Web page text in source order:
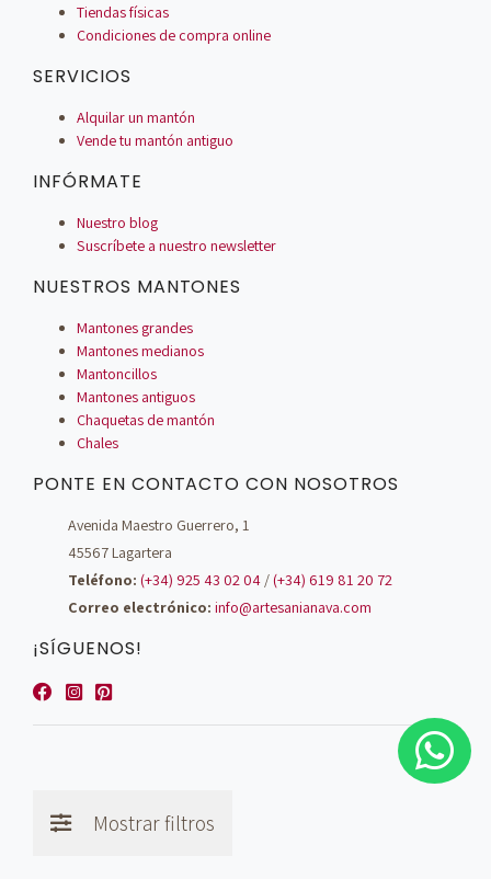
Mostrar filtros
Tiendas físicas
Condiciones de compra online
SERVICIOS
Alquilar un mantón
Vende tu mantón antiguo
INFÓRMATE
Nuestro blog
Suscríbete a nuestro newsletter
NUESTROS MANTONES
Mantones grandes
Mantones medianos
Mantoncillos
Mantones antiguos
Chaquetas de mantón
Chales
PONTE EN CONTACTO CON NOSOTROS
Avenida Maestro Guerrero, 1
45567 Lagartera
Teléfono: (+34) 925 43 02 04 /(+34) 619 81 20 72
Correo electrónico: info@artesanianava.com
¡SÍGUENOS!
© Artesanía Nava - 2026